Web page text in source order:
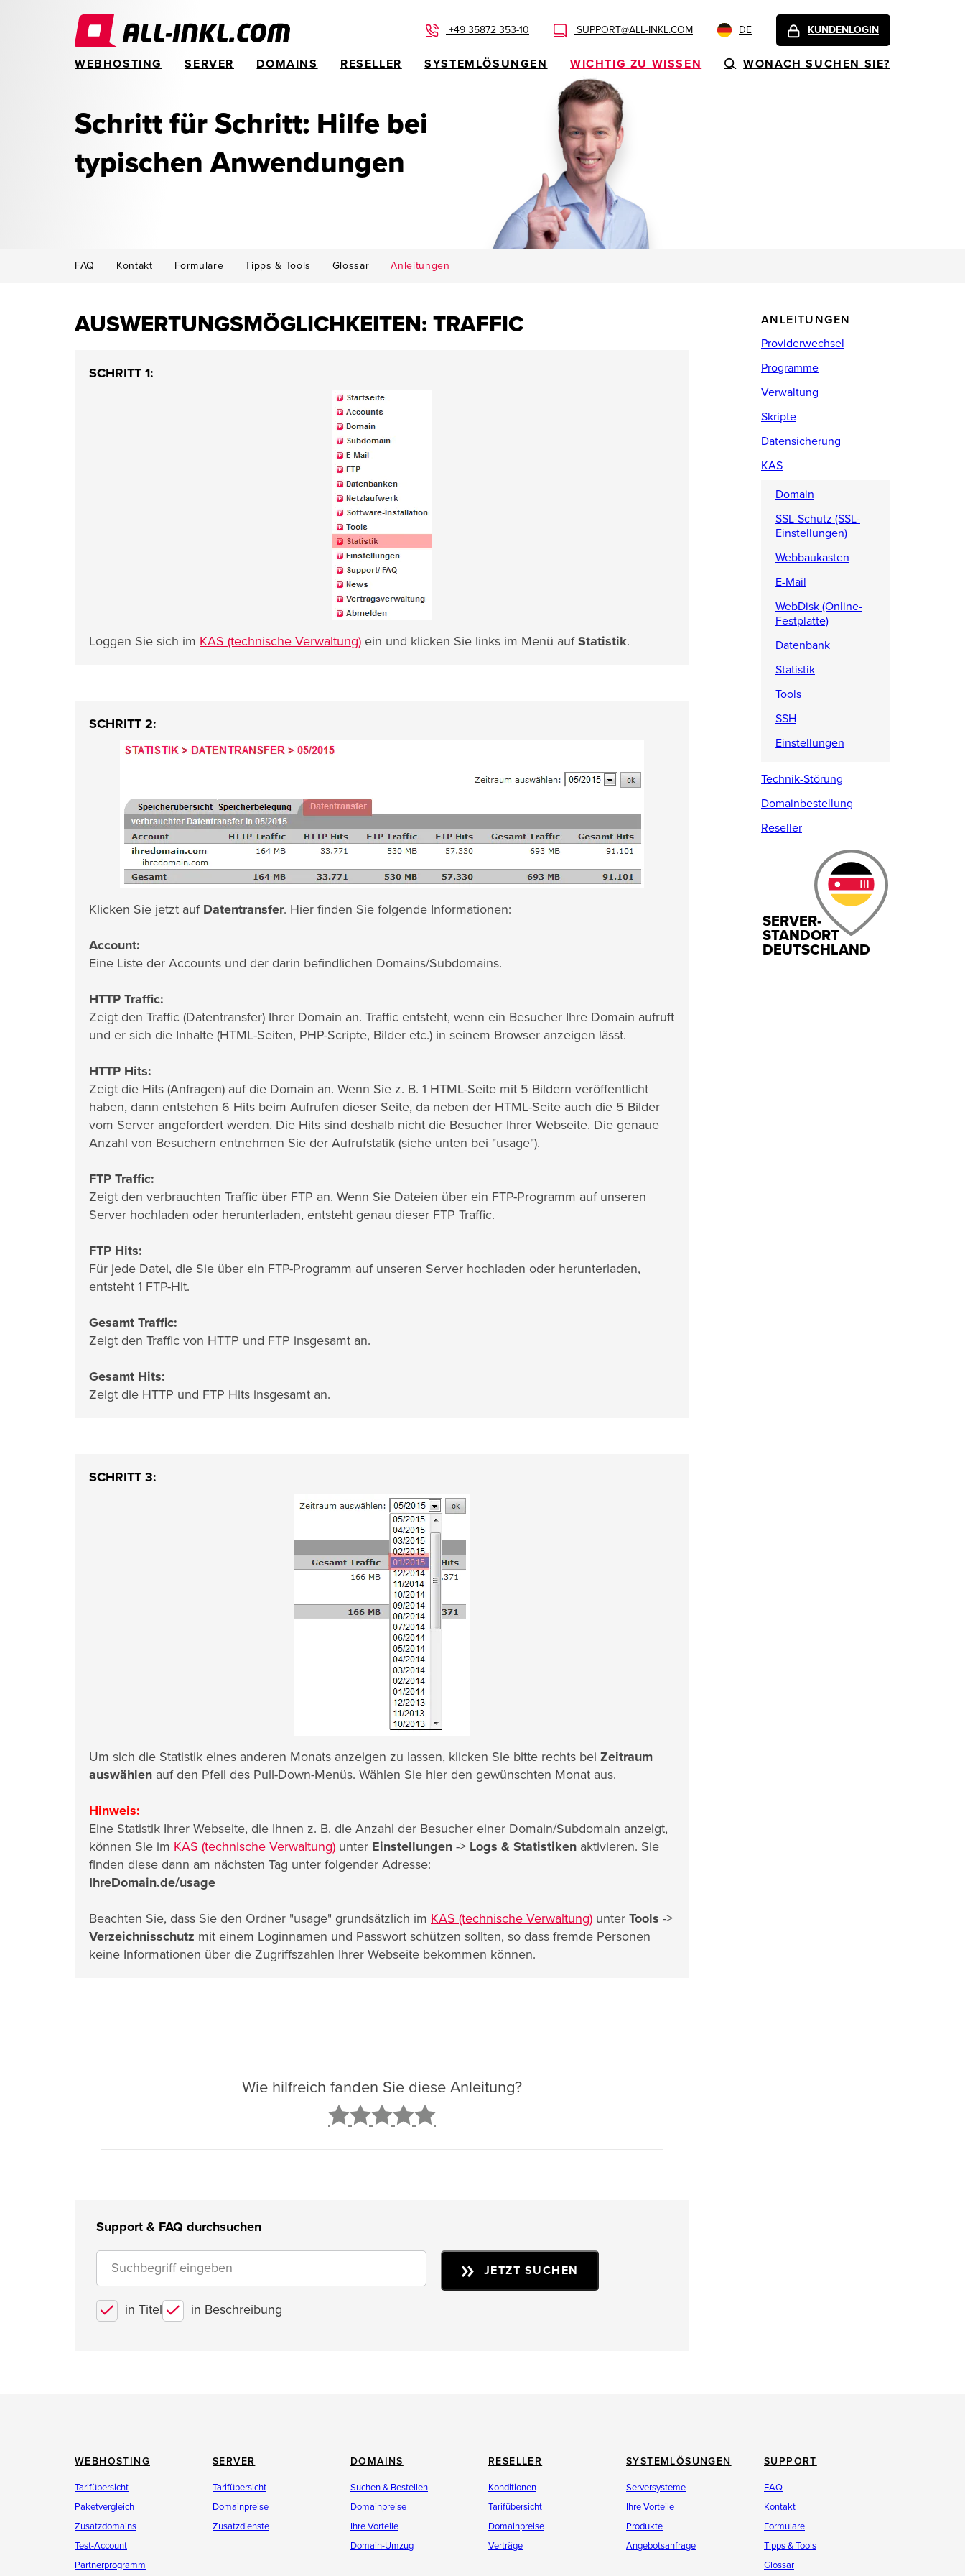
+49 35872 353-10 SUPPORT@ALL-INKL.COM DE KUNDENLOGIN
WEBHOSTING SERVER DOMAINS RESELLER SYSTEMLÖSUNGEN WICHTIG ZU WISSEN WONACH SUCHEN SIE?
Schritt für Schritt: Hilfe bei
typischen Anwendungen
FAQ Kontakt Formulare Tipps & Tools Glossar Anleitungen
AUSWERTUNGSMÖGLICHKEITEN: TRAFFIC
SCHRITT 1:
Loggen Sie sich im KAS (technische Verwaltung) ein und klicken Sie links im Menü aufStatistik.
SCHRITT 2:
Klicken Sie jetzt auf Datentransfer. Hier finden Sie folgende Informationen:
Account:
Eine Liste der Accounts und der darin befindlichen Domains/Subdomains.
HTTP Traffic:
Zeigt den Traffic (Datentransfer) Ihrer Domain an. Traffic entsteht, wenn ein Besucher Ihre Domain aufruft
und er sich die Inhalte (HTML-Seiten, PHP-Scripte, Bilder etc.) in seinem Browser anzeigen lässt.
HTTP Hits:
Zeigt die Hits (Anfragen) auf die Domain an. Wenn Sie z. B. 1 HTML-Seite mit 5 Bildern veröffentlicht
haben, dann entstehen 6 Hits beim Aufrufen dieser Seite, da neben der HTML-Seite auch die 5 Bilder
vom Server angefordert werden. Die Hits sind deshalb nicht die Besucher Ihrer Webseite. Die genaue
Anzahl von Besuchern entnehmen Sie der Aufrufstatik (siehe unten bei "usage").
FTP Traffic:
Zeigt den verbrauchten Traffic über FTP an. Wenn Sie Dateien über ein FTP-Programm auf unseren
Server hochladen oder herunterladen, entsteht genau dieser FTP Traffic.
FTP Hits:
Für jede Datei, die Sie über ein FTP-Programm auf unseren Server hochladen oder herunterladen,
entsteht 1 FTP-Hit.
Gesamt Traffic:
Zeigt den Traffic von HTTP und FTP insgesamt an.
Gesamt Hits:
Zeigt die HTTP und FTP Hits insgesamt an.
SCHRITT 3:
Um sich die Statistik eines anderen Monats anzeigen zu lassen, klicken Sie bitte rechts bei Zeitraum
auswählen auf den Pfeil des Pull-Down-Menüs. Wählen Sie hier den gewünschten Monat aus.
Hinweis:
Eine Statistik Ihrer Webseite, die Ihnen z. B. die Anzahl der Besucher einer Domain/Subdomain anzeigt,
können Sie im KAS (technische Verwaltung) unter Einstellungen -> Logs & Statistiken aktivieren. Sie
finden diese dann am nächsten Tag unter folgender Adresse:
IhreDomain.de/usage
Beachten Sie, dass Sie den Ordner "usage" grundsätzlich im KAS (technische Verwaltung) unter Tools ->
Verzeichnisschutz mit einem Loginnamen und Passwort schützen sollten, so dass fremde Personen
keine Informationen über die Zugriffszahlen Ihrer Webseite bekommen können.
Wie hilfreich fanden Sie diese Anleitung?
Support & FAQ durchsuchen
in Titel in Beschreibung
JETZT SUCHEN
ANLEITUNGEN
Providerwechsel
Programme
Verwaltung
Skripte
Datensicherung
KAS
Domain
SSL-Schutz (SSL-
Einstellungen)
Webbaukasten
E-Mail
WebDisk (Online-
Festplatte)
Datenbank
Statistik
Tools
SSH
Einstellungen
Technik-Störung
Domainbestellung
Reseller
SERVER-
STANDORT
DEUTSCHLAND
WEBHOSTING
Tarifübersicht
Paketvergleich
Zusatzdomains
Test-Account
Partnerprogramm
SERVER
Tarifübersicht
Domainpreise
Zusatzdienste
DOMAINS
Suchen & Bestellen
Domainpreise
Ihre Vorteile
Domain-Umzug
RESELLER
Konditionen
Tarifübersicht
Domainpreise
Verträge
SYSTEMLÖSUNGEN
Serversysteme
Ihre Vorteile
Produkte
Angebotsanfrage
SUPPORT
FAQ
Kontakt
Formulare
Tipps & Tools
Glossar